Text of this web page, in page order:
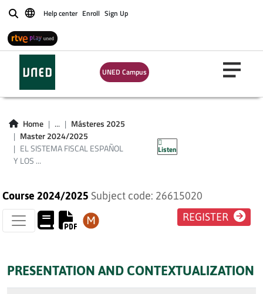
BuscarHelp center Enroll Sign Up
UNED Campus
Home ...
Másteres 2025
Master 2024/2025
EL SISTEMA FISCAL ESPAÑOL
Y LOS ...
Listen
EL SISTEMA FISCAL
ESPAÑOL Y LOS
PROCEDIMIENTOS
TRIBUTARIOS
Course 2024/2025 Subject code: 26615020
REGISTER
PRESENTATION AND CONTEXTUALIZATION